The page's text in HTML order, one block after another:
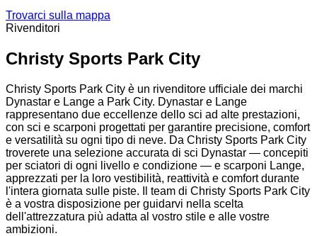
Trovarci sulla mappa
Rivenditori
Christy Sports Park City
Christy Sports Park City è un rivenditore ufficiale dei marchi
Dynastar e Lange a Park City. Dynastar e Lange
rappresentano due eccellenze dello sci ad alte prestazioni,
con sci e scarponi progettati per garantire precisione, comfort
e versatilità su ogni tipo di neve. Da Christy Sports Park City
troverete una selezione accurata di sci Dynastar — concepiti
per sciatori di ogni livello e condizione — e scarponi Lange,
apprezzati per la loro vestibilità, reattività e comfort durante
l'intera giornata sulle piste. Il team di Christy Sports Park City
è a vostra disposizione per guidarvi nella scelta
dell'attrezzatura più adatta al vostro stile e alle vostre
ambizioni.